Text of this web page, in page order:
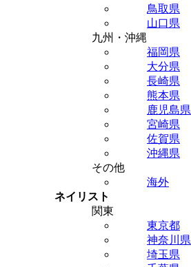
鳥取県
山口県
九州・沖縄
福岡県
大分県
長崎県
熊本県
鹿児島県
宮崎県
佐賀県
沖縄県
その他
海外
ネイリスト
関東
東京都
神奈川県
埼玉県